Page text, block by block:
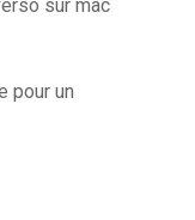
sur mac
pour un